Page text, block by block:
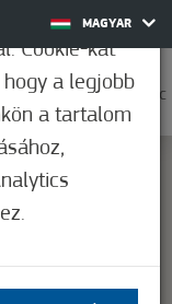
MAGYAR
0
30,6°C
OK
Cookie-kat
a legjobb
a tartalom